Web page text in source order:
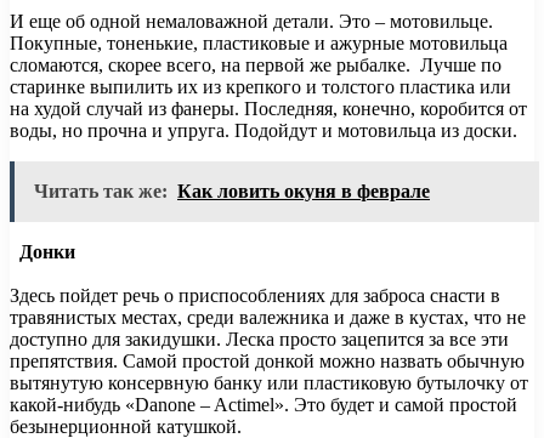
И еще об одной немаловажной детали. Это – мотовильце.
Покупные, тоненькие, пластиковые и ажурные мотовильца
сломаются, скорее всего, на первой же рыбалке. Лучше по
старинке выпилить их из крепкого и толстого пластика или
на худой случай из фанеры. Последняя, конечно, коробится от
воды, но прочна и упруга. Подойдут и мотовильца из доски.
Читать так же: Как ловить окуня в феврале
Донки
Здесь пойдет речь о приспособлениях для заброса снасти в
травянистых местах, среди валежника и даже в кустах, что не
доступно для закидушки. Леска просто зацепится за все эти
препятствия. Самой простой донкой можно назвать обычную
вытянутую консервную банку или пластиковую бутылочку от
какой-нибудь «Danone – Actimel». Это будет и самой простой
безынерционной катушкой.